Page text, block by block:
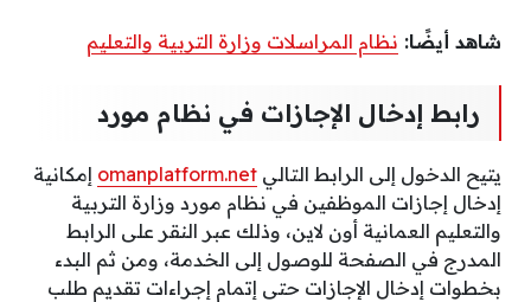
شاهد أيضًا: نظام المراسلات وزارة التربية والتعليم
رابط إدخال الإجازات في نظام مورد
يتيح الدخول إلى الرابط التالي omanplatform.net إمكانية
إدخال إجازات الموظفين في نظام مورد وزارة التربية
والتعليم العمانية أون لاين، وذلك عبر النقر على الرابط
المدرج في الصفحة للوصول إلى الخدمة، ومن ثم البدء
بخطوات إدخال الإجازات حتى إتمام إجراءات تقديم طلب